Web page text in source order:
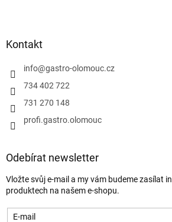
Kontakt
info@gastro-olomouc.cz
734 402 722
731 270 148
profi.gastro.olomouc
Odebírat newsletter
Vložte svůj e-mail a my vám budeme zasílat
produktech na našem e-shopu.
E-mail